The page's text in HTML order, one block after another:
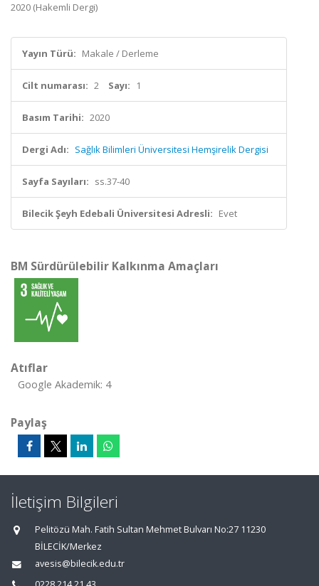
2020 (Hakemli Dergi)
Yayın Türü: Makale / Derleme
Cilt numarası: 2 Sayı: 1
Basım Tarihi: 2020
Dergi Adı: Sağlık Bilimleri Üniversitesi Hemşirelik Dergisi
Sayfa Sayıları: ss.37-40
Bilecik Şeyh Edebali Üniversitesi Adresli: Evet
BM Sürdürülebilir Kalkınma Amaçları
Atıflar
Google Akademik: 4
Paylaş
İletişim Bilgileri
Pelitözü Mah. Fatih Sultan Mehmet Bulvarı No:27 11230
BİLECİK/Merkez
avesis@bilecik.edu.tr